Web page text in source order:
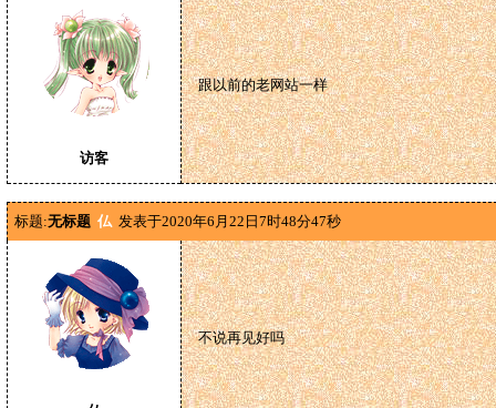
访客
跟以前的老网站一样
标题:无标题 仏 发表于2020年6月22日7时48分47秒
不说再见好吗